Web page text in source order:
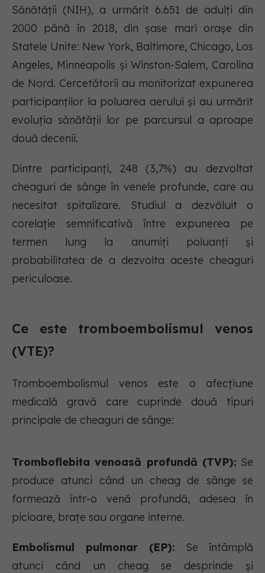
Sănătății (NIH), a urmărit 6.651 de adulți din
2000 până în 2018, din șase mari orașe din
Statele Unite: New York, Baltimore, Chicago, Los
Angeles, Minneapolis și Winston-Salem, Carolina
de Nord. Cercetătorii au monitorizat expunerea
participanților la poluarea aerului și au urmărit
evoluția sănătății lor pe parcursul a aproape
două decenii.
Dintre participanți, 248 (3,7%) au dezvoltat
cheaguri de sânge în venele profunde, care au
necesitat spitalizare. Studiul a dezvăluit o
corelație semnificativă între expunerea pe
termen lung la anumiți poluanți și
probabilitatea de a dezvolta aceste cheaguri
periculoase.
Ce este tromboembolismul venos
(VTE)?
Tromboembolismul venos este o afecțiune
medicală gravă care cuprinde două tipuri
principale de cheaguri de sânge:
Tromboflebita venoasă profundă (TVP): Se
produce atunci când un cheag de sânge se
formează într-o venă profundă, adesea în
picioare, brațe sau organe interne.
Embolismul pulmonar (EP): Se întâmplă
atunci când un cheag se desprinde și